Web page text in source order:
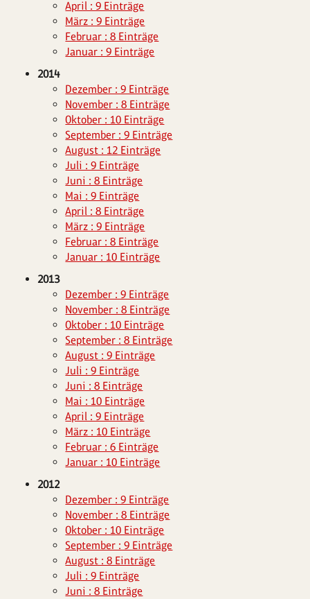
April : 9 Einträge
März : 9 Einträge
Februar : 8 Einträge
Januar : 9 Einträge
2014
Dezember : 9 Einträge
November : 8 Einträge
Oktober : 10 Einträge
September : 9 Einträge
August : 12 Einträge
Juli : 9 Einträge
Juni : 8 Einträge
Mai : 9 Einträge
April : 8 Einträge
März : 9 Einträge
Februar : 8 Einträge
Januar : 10 Einträge
2013
Dezember : 9 Einträge
November : 8 Einträge
Oktober : 10 Einträge
September : 8 Einträge
August : 9 Einträge
Juli : 9 Einträge
Juni : 8 Einträge
Mai : 10 Einträge
April : 9 Einträge
März : 10 Einträge
Februar : 6 Einträge
Januar : 10 Einträge
2012
Dezember : 9 Einträge
November : 8 Einträge
Oktober : 10 Einträge
September : 9 Einträge
August : 8 Einträge
Juli : 9 Einträge
Juni : 8 Einträge